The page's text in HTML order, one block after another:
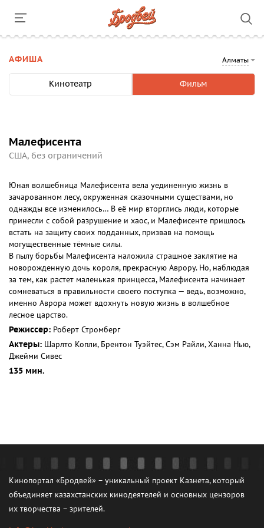
Алматы
АФИША
Кинотеатр Фильм
Малефисента
США, без ограничений
Юная волшебница Малефисента вела уединенную жизнь в
зачарованном лесу, окруженная сказочными существами, но
однажды все изменилось… В её мир вторглись люди, которые
принесли с собой разрушение и хаос, и Малефисенте пришлось
встать на защиту своих подданных, призвав на помощь
могущественные тёмные силы.
В пылу борьбы Малефисента наложила страшное заклятие на
новорожденную дочь короля, прекрасную Аврору. Но, наблюдая
за тем, как растет маленькая принцесса, Малефисента начинает
сомневаться в правильности своего поступка — ведь, возможно,
именно Аврора может вдохнуть новую жизнь в волшебное
лесное царство.
Режиссер: Роберт Стромберг
Актеры: Шарлто Копли, Брентон Туэйтес, Сэм Райли, Ханна Нью,
Джейми Сивес
135 мин.
Кинопортал «Бродвей» – уникальный проект Казнета, который
объединяет казахстанских кинодеятелей и основных цензоров
их творчества – зрителей.